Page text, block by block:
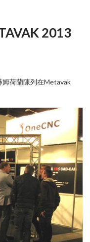
2013
荷蘭陳列在Metavak